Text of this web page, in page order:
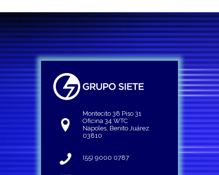
Montecito 38 Piso 31
Oficina 34 WTC
Napoles, Benito Juárez
03810
(55) 9000 0787